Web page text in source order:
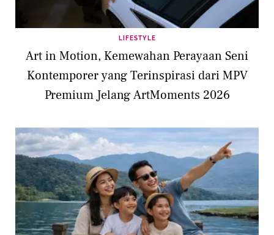
LIFESTYLE
Art in Motion, Kemewahan Perayaan Seni
Kontemporer yang Terinspirasi dari MPV
Premium Jelang ArtMoments 2026